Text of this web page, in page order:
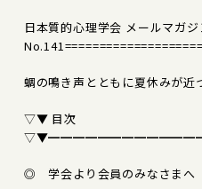
日本質的心理学会 メールマガ
蜩の鳴き声とともに夏休みが近
▽▼ 目次
◎ 学会より会員のみなさまへ